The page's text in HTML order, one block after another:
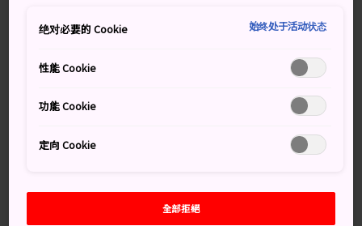
交通方式
奄美大島
是奄美群島中最容易到達的島嶼。從奄美大島
有固定的渡輪班次前往鹿兒島和沖繩，也有飛機往返東
京；大部分有人居住的小島都會有固定航班，方便居民和
绝对必要的 Cookie 始终处于活动状态
性能 Cookie
功能 Cookie
定向 Cookie
全部拒絕